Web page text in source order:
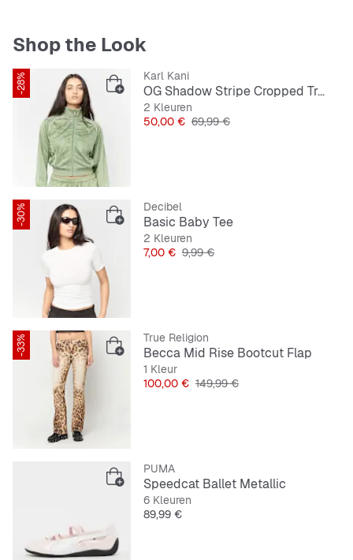
Shop the Look
-28% Karl Kani
OG Shadow Stripe Cropped Trackjacket
2 Kleuren
Prijs
50,00 € Originele Prijs
69,99 €
-30% Decibel
Basic Baby Tee
2 Kleuren
Prijs
7,00 € Originele Prijs
9,99 €
-33% True Religion
Becca Mid Rise Bootcut Flap
1 Kleur
Prijs
100,00 € Originele Prijs
149,99 €
PUMA
Speedcat Ballet Metallic
6 Kleuren
Prijs
89,99 €